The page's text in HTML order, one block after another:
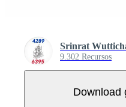
Srinrat
9.302 Recursos
Download